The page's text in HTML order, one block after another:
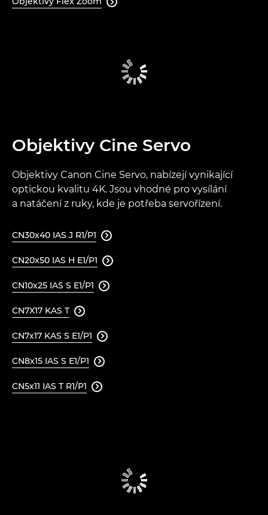

Objektivy Cine Servo
Objektivy Canon Cine Servo, nabízejí vynikající
optickou kvalitu 4K. Jsou vhodné pro vysílání
a natáčení z ruky, kde je potřeba servořízení.
CN30x40 IAS J R1/P1 
CN20x50 IAS H E1/P1 
CN10x25 IAS S E1/P1 
CN7X17 KAS T 
CN7x17 KAS S E1/P1 
CN8x15 IAS S E1/P1 
CN5x11 IAS T R1/P1 